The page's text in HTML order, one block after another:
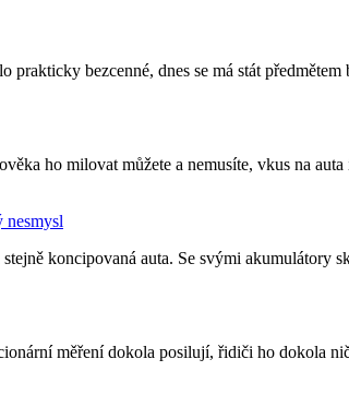
bezcenné, dnes se má stát
ho milovat můžete a nemusíte, vkus na
nesmysl
koncipovaná auta. Se svými akumulátory
měření dokola posilují, řidiči ho dokola